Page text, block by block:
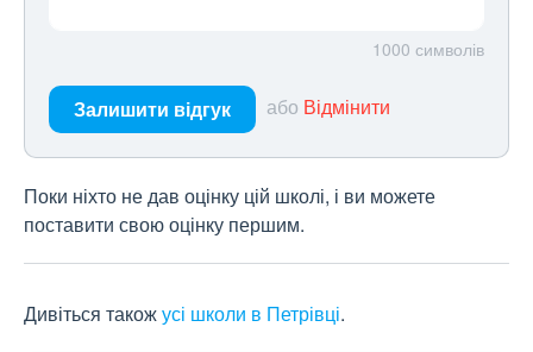
1000 символів
Залишити відгук або Відмінити
Поки ніхто не дав оцінку цій школі, і ви можете
поставити свою оцінку першим.
Дивіться такожусі школи в Петрівці.